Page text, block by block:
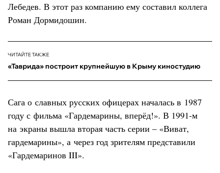
Лебедев. В этот раз компанию ему составил коллега
Роман Дормидошин.
ЧИТАЙТЕ ТАКЖЕ
«Таврида» построит крупнейшую в Крыму киностудию
Сага о славных русских офицерах началась в 1987
году с фильма «Гардемарины, вперёд!». В 1991-м
на экраны вышла вторая часть серии – «Виват,
гардемарины», а через год зрителям представили
«Гардемаринов III».